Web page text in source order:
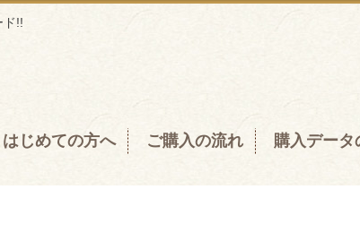
!!
はじめての方へ ご購入の流れ 購入データ